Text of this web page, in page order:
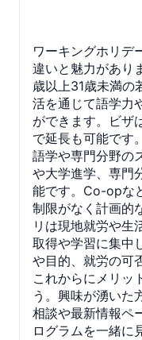
ワーキングホリデ
違いと魅力があり
歳以上31歳未満の
活を通じて語学力
ができます。ビザ
で延長も可能です
語学や専門分野の
や大学進学、専門
能です。Co-opな
制限がなく計画的
リは現地就労や生
取得や学習に集中
や目的、就労の可
これからにメリッ
う。興味が湧いた
相談や最新情報ペ
ログラムを一緒に